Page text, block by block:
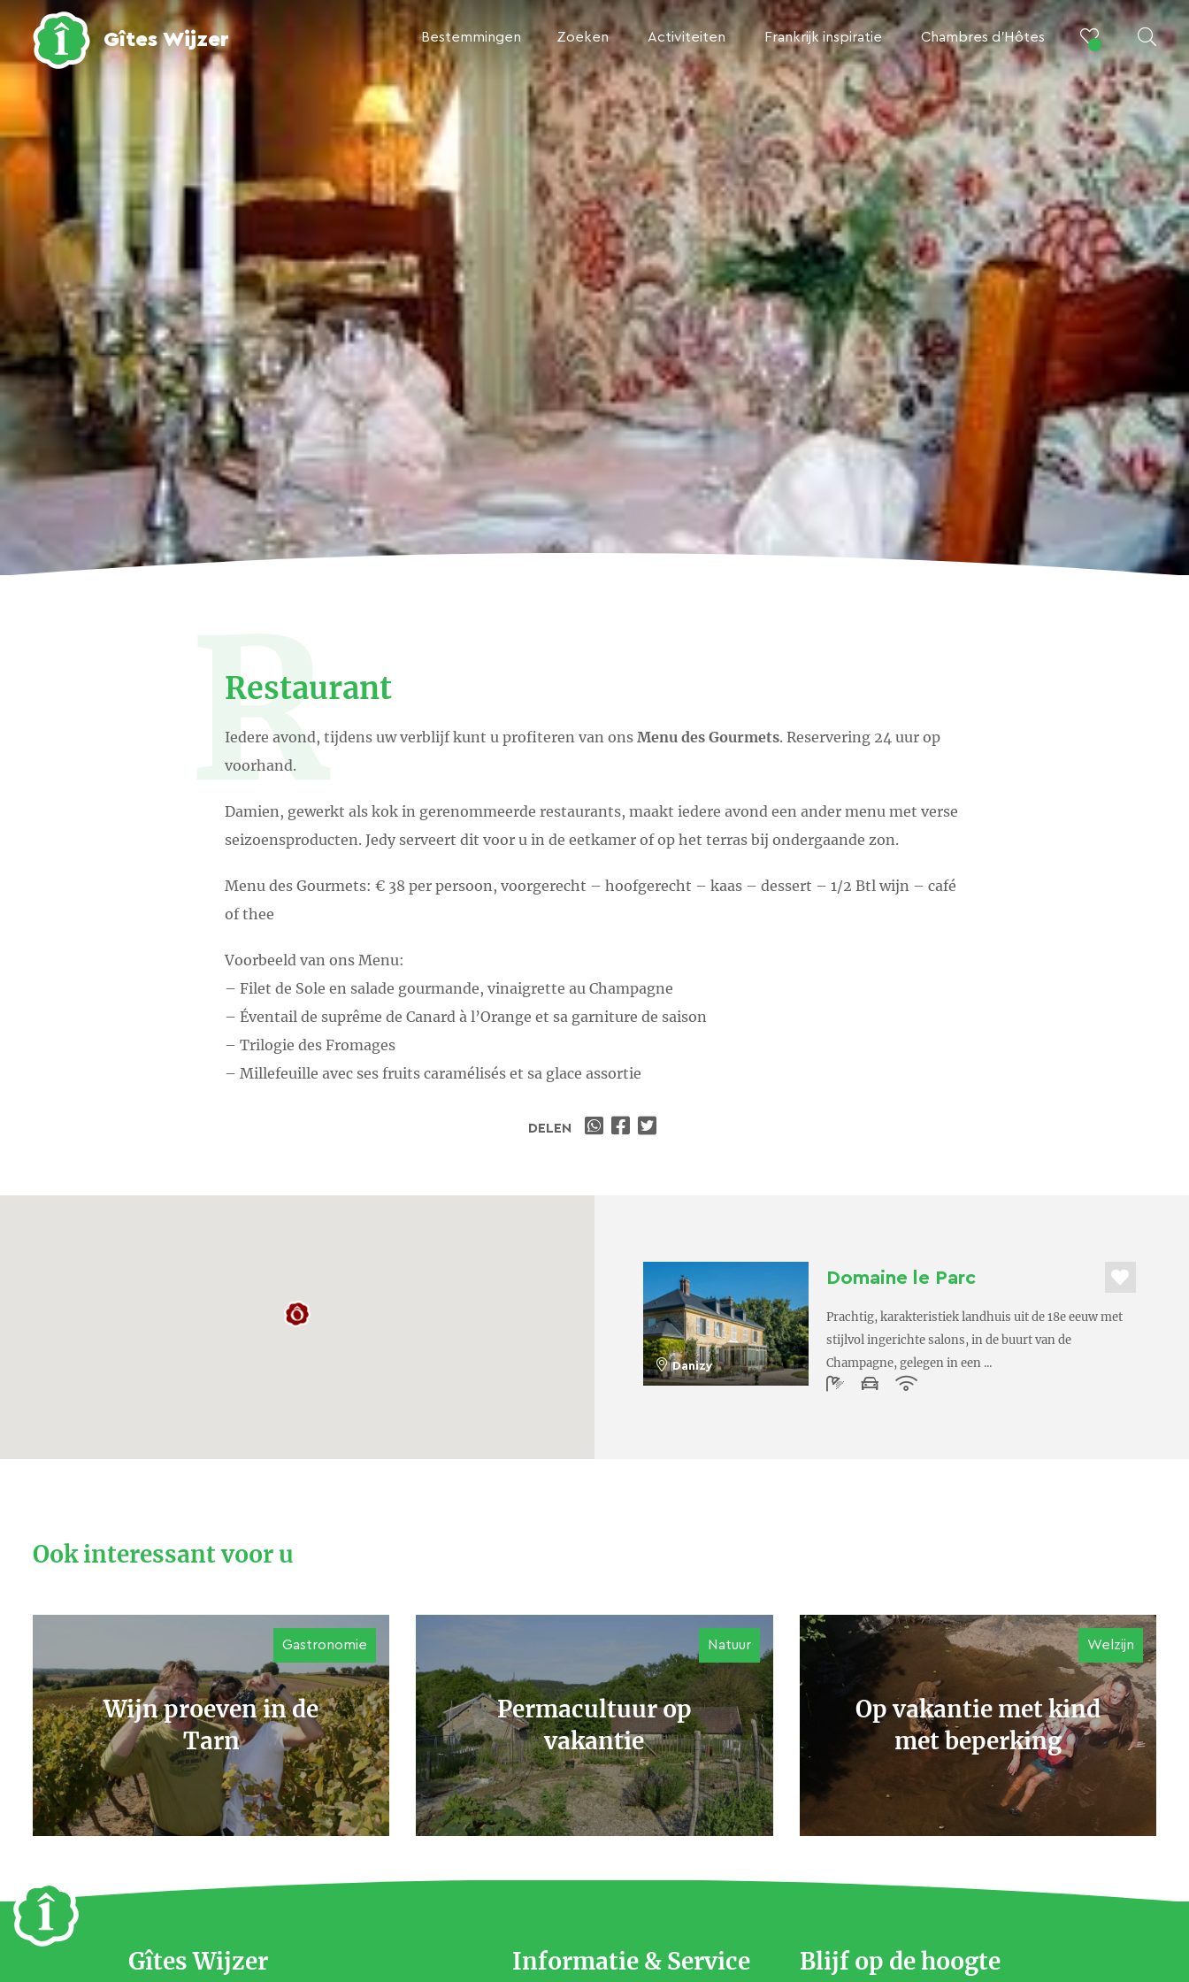
Gîtes Wijzer Bestemmingen Zoeken Activiteiten Frankrijk inspiratie Chambres d’Hôtes
R
Restaurant
Iedere avond, tijdens uw verblijf kunt u profiteren van ons Menu des Gourmets. Reservering 24 uur op
voorhand.
Damien, gewerkt als kok in gerenommeerde restaurants, maakt iedere avond een ander menu met verse
seizoensproducten. Jedy serveert dit voor u in de eetkamer of op het terras bij ondergaande zon.
Menu des Gourmets: € 38 per persoon, voorgerecht – hoofgerecht – kaas – dessert – 1/2 Btl wijn – café
of thee
Voorbeeld van ons Menu:
– Filet de Sole en salade gourmande, vinaigrette au Champagne
– Éventail de suprême de Canard à l’Orange et sa garniture de saison
– Trilogie des Fromages
– Millefeuille avec ses fruits caramélisés et sa glace assortie
DELEN
Danizy
Domaine le Parc
Prachtig, karakteristiek landhuis uit de 18e eeuw met
stijlvol ingerichte salons, in de buurt van de
Champagne, gelegen in een ...
Ook interessant voor u
Gastronomie
Wijn proeven in de
Tarn
Natuur
Permacultuur op
vakantie
Welzijn
Op vakantie met kind
met beperking
Gîtes Wijzer Informatie & Service Blijf op de hoogte